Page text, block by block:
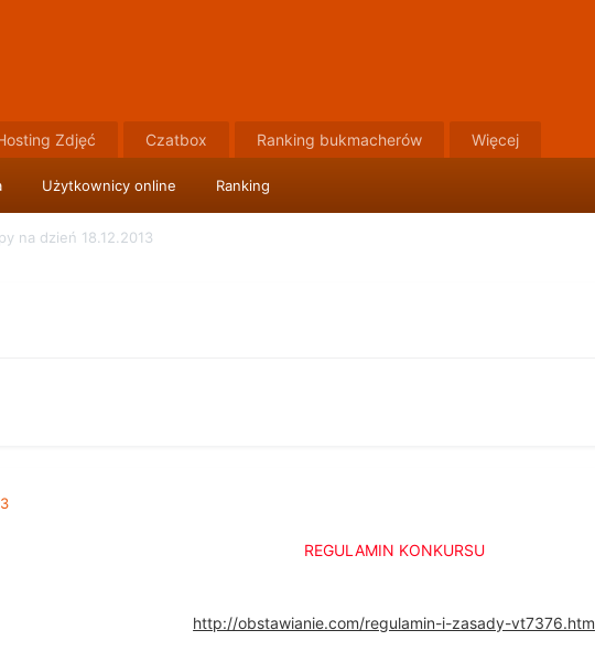
Użytkownicy online Ranking
Zdjęć Czatbox Ranking bukmacherów Więcej
na dzień 18.12.2013
REGULAMIN KONKURSU
http://obstawianie.com/regulamin-i-zasady-vt7376.htm